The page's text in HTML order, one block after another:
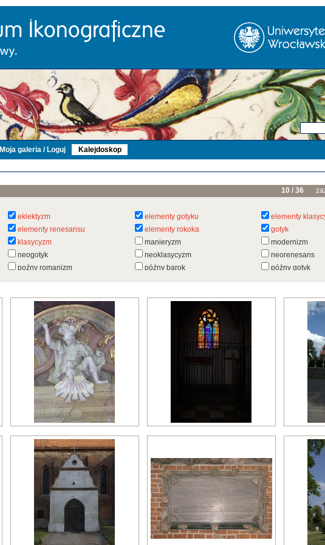
Moja galeria / Loguj Kalejdoskop
10 / 36
eklektyzm elementy gotyku
elementy
elementy renesansu elementy rokoka
gotyk
klasycyzm manieryzm
modernizm
neogotyk neoklasycyzm
neorenesans
poźny romanizm późny barok
późny gotyk
rokoko
romanizm (relikty)
wczesny gotyk wczesny klasycyzm